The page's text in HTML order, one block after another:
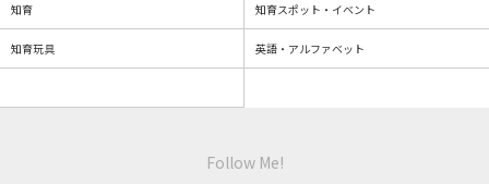
知育 知育スポット・イベント
知育玩具 英語・アルファベット
Follow Me!